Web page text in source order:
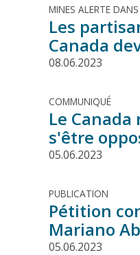
MINES ALERTE
Les
Canada
08.06.2023
COMMUNIQUÉ
Le
s'être
05.06.2023
PUBLICATION
Pétition
Mariano
05.06.2023